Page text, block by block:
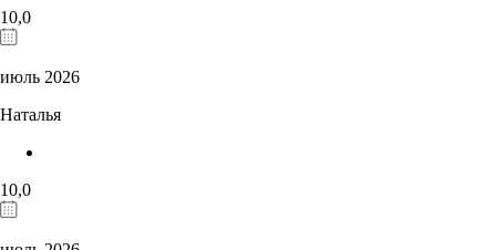
10,0
июль 2026
Наталья
10,0